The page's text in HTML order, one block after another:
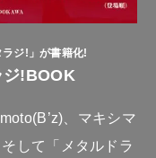
ジ!」が書籍化!
!BOOK
、マキシマ
して「メタルドラ